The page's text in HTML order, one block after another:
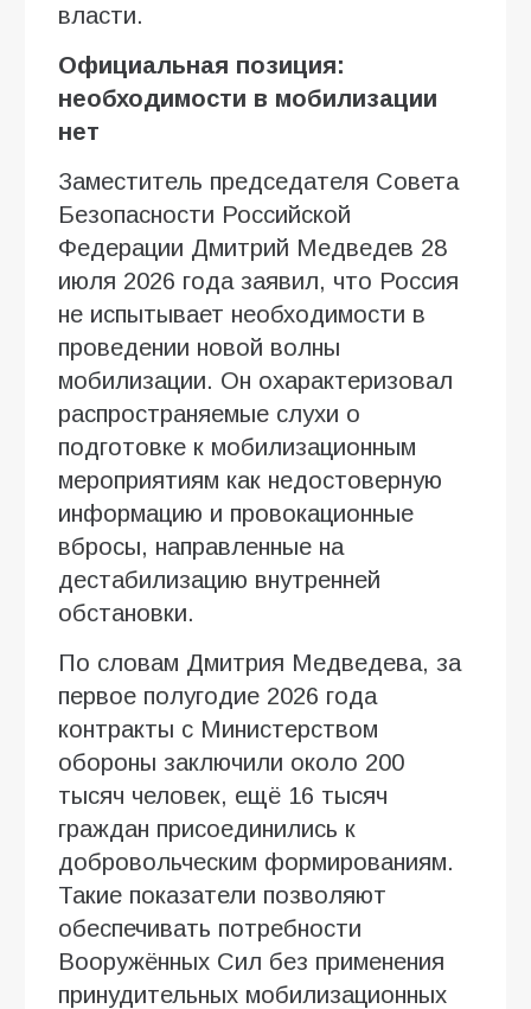
власти.
Официальная позиция:
необходимости в мобилизации
нет
Заместитель председателя Совета
Безопасности Российской
Федерации Дмитрий Медведев 28
июля 2026 года заявил, что Россия
не испытывает необходимости в
проведении новой волны
мобилизации. Он охарактеризовал
распространяемые слухи о
подготовке к мобилизационным
мероприятиям как недостоверную
информацию и провокационные
вбросы, направленные на
дестабилизацию внутренней
обстановки.
По словам Дмитрия Медведева, за
первое полугодие 2026 года
контракты с Министерством
обороны заключили около 200
тысяч человек, ещё 16 тысяч
граждан присоединились к
добровольческим формированиям.
Такие показатели позволяют
обеспечивать потребности
Вооружённых Сил без применения
принудительных мобилизационных